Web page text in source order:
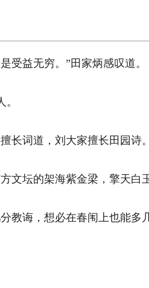
益无穷。”田家炳感叹道。
长词道，刘大家擅长田园诗
文坛的架海紫金梁，擎天白
教诲，想必在春闱上也能多